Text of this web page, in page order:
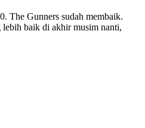
The Gunners sudah membaik.
lebih baik di akhir musim nanti,